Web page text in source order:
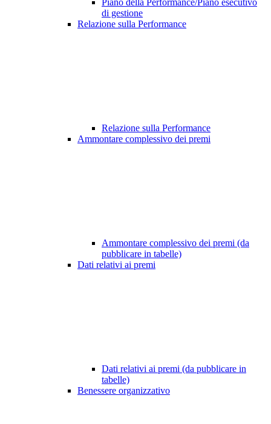
Piano della Performance/Piano esecutivo
di gestione
Relazione sulla Performance
Relazione sulla Performance
Ammontare complessivo dei premi
Ammontare complessivo dei premi (da
pubblicare in tabelle)
Dati relativi ai premi
Dati relativi ai premi (da pubblicare in
tabelle)
Benessere organizzativo